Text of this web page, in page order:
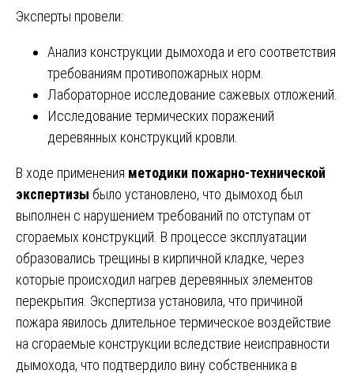
Эксперты провели:
Анализ конструкции дымохода и его соответствия
требованиям противопожарных норм.
Лабораторное исследование сажевых отложений.
Исследование термических поражений
деревянных конструкций кровли.
В ходе применения методики пожарно-технической
экспертизы было установлено, что дымоход был
выполнен с нарушением требований по отступам от
сгораемых конструкций. В процессе эксплуатации
образовались трещины в кирпичной кладке, через
которые происходил нагрев деревянных элементов
перекрытия. Экспертиза установила, что причиной
пожара явилось длительное термическое воздействие
на сгораемые конструкции вследствие неисправности
дымохода, что подтвердило вину собственника в